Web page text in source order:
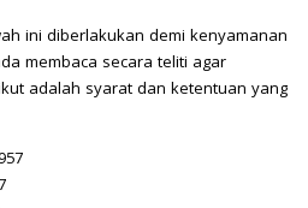
ini diberlakukan demi kenyamanan
membaca secara teliti agar
adalah syarat dan ketentuan yang